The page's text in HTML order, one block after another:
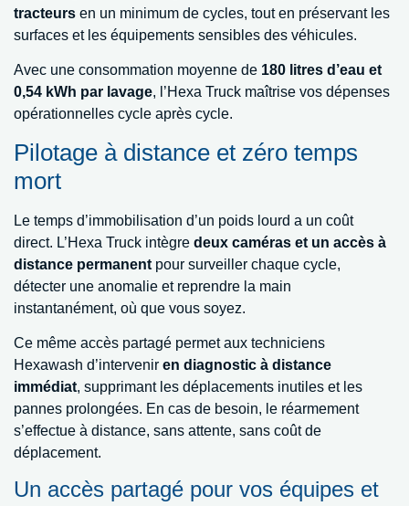
tracteurs en un minimum de cycles, tout en préservant les
surfaces et les équipements sensibles des véhicules.
Avec une consommation moyenne de 180 litres d’eau et
0,54 kWh par lavage, l’Hexa Truck maîtrise vos dépenses
opérationnelles cycle après cycle.
Pilotage à distance et zéro temps
mort
Le temps d’immobilisation d’un poids lourd a un coût
direct. L’Hexa Truck intègre deux caméras et un accès à
distance permanent pour surveiller chaque cycle,
détecter une anomalie et reprendre la main
instantanément, où que vous soyez.
Ce même accès partagé permet aux techniciens
Hexawash d’intervenir en diagnostic à distance
immédiat, supprimant les déplacements inutiles et les
pannes prolongées. En cas de besoin, le réarmement
s’effectue à distance, sans attente, sans coût de
déplacement.
Un accès partagé pour vos équipes et